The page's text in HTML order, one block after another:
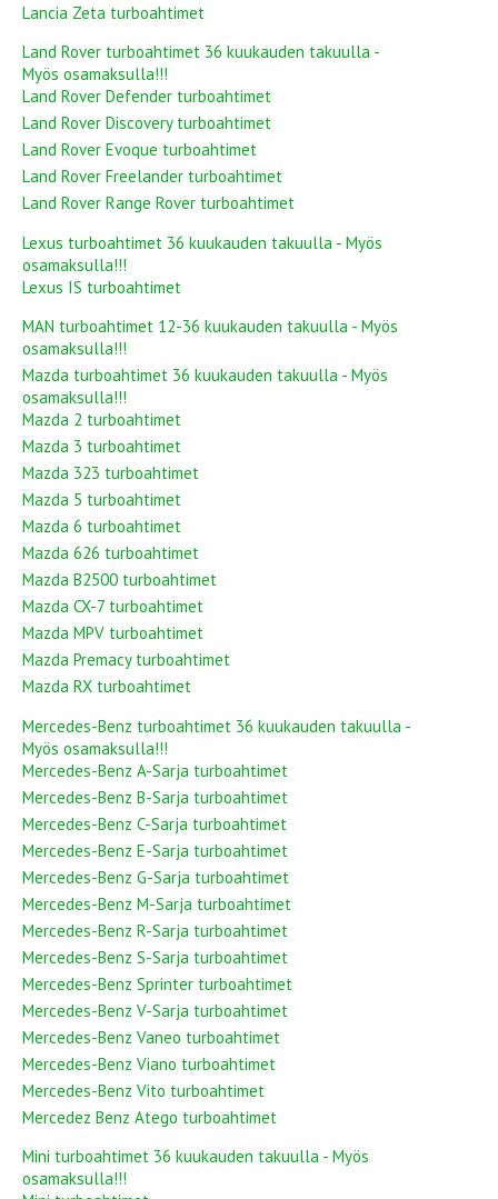
Lancia Zeta turboahtimet
Land Rover turboahtimet 36 kuukauden takuulla -
Myös osamaksulla!!!
Land Rover Defender turboahtimet
Land Rover Discovery turboahtimet
Land Rover Evoque turboahtimet
Land Rover Freelander turboahtimet
Land Rover Range Rover turboahtimet
Lexus turboahtimet 36 kuukauden takuulla - Myös
osamaksulla!!!
Lexus IS turboahtimet
MAN turboahtimet 12-36 kuukauden takuulla - Myös
osamaksulla!!!
Mazda turboahtimet 36 kuukauden takuulla - Myös
osamaksulla!!!
Mazda 2 turboahtimet
Mazda 3 turboahtimet
Mazda 323 turboahtimet
Mazda 5 turboahtimet
Mazda 6 turboahtimet
Mazda 626 turboahtimet
Mazda B2500 turboahtimet
Mazda CX-7 turboahtimet
Mazda MPV turboahtimet
Mazda Premacy turboahtimet
Mazda RX turboahtimet
Mercedes-Benz turboahtimet 36 kuukauden takuulla -
Myös osamaksulla!!!
Mercedes-Benz A-Sarja turboahtimet
Mercedes-Benz B-Sarja turboahtimet
Mercedes-Benz C-Sarja turboahtimet
Mercedes-Benz E-Sarja turboahtimet
Mercedes-Benz G-Sarja turboahtimet
Mercedes-Benz M-Sarja turboahtimet
Mercedes-Benz R-Sarja turboahtimet
Mercedes-Benz S-Sarja turboahtimet
Mercedes-Benz Sprinter turboahtimet
Mercedes-Benz V-Sarja turboahtimet
Mercedes-Benz Vaneo turboahtimet
Mercedes-Benz Viano turboahtimet
Mercedes-Benz Vito turboahtimet
Mercedez Benz Atego turboahtimet
Mini turboahtimet 36 kuukauden takuulla - Myös
osamaksulla!!!